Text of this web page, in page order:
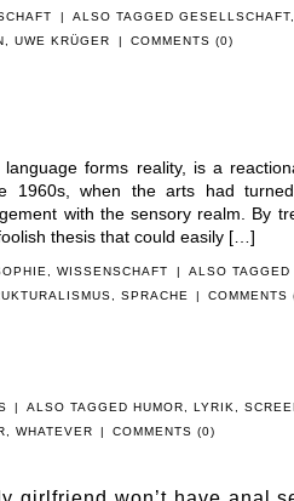
| ALSO TAGGED GESELLSCHAFT,
,UWE KRÜGER | COMMENTS (0)
forms reality, is a
1960s, when the arts had
with the sensory realm. By
thesis that could easily […]
,WISSENSCHAFT | ALSO TAGGED
SPRACHE | COMMENTS
| ALSO TAGGEDHUMOR ,LYRIK ,
WHATEVER | COMMENTS (0)